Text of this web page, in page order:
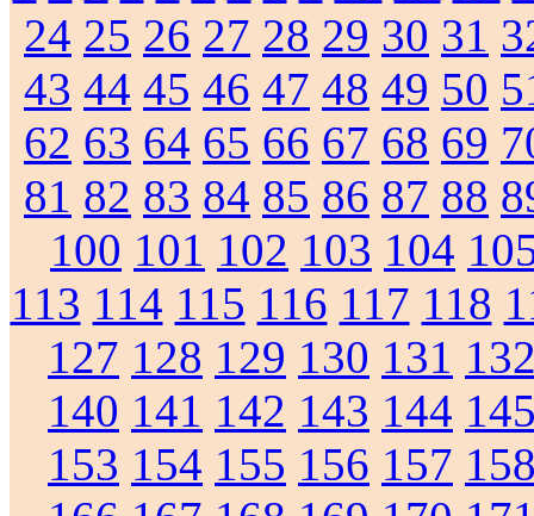
24 25 26 27 28 29 30 31
43 44 45 46 47 48 49 50
62 63 64 65 66 67 68 69
81 82 83 84 85 86 87 88
100 101 102 103 104
113 114 115 116 117 118
127 128 129 130 131
140 141 142 143 144
153 154 155 156 157